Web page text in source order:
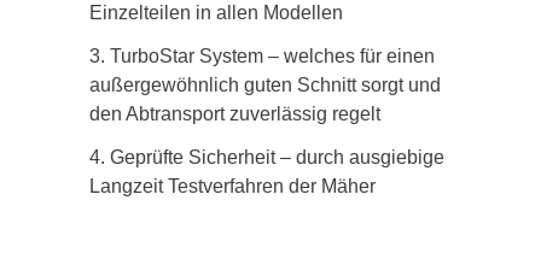
Einzelteilen in allen Modellen
TurboStar System – welches für einen
außergewöhnlich guten Schnitt sorgt und
den Abtransport zuverlässig regelt
Geprüfte Sicherheit – durch ausgiebige
Langzeit Testverfahren der Mäher